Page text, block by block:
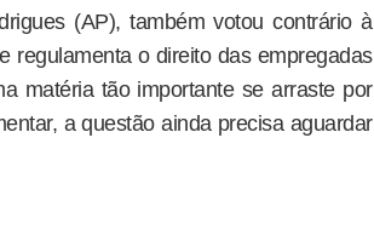
(AP), também votou contrário à
regulamenta o direito das empregadas
matéria tão importante se arraste por
a questão ainda precisa aguardar